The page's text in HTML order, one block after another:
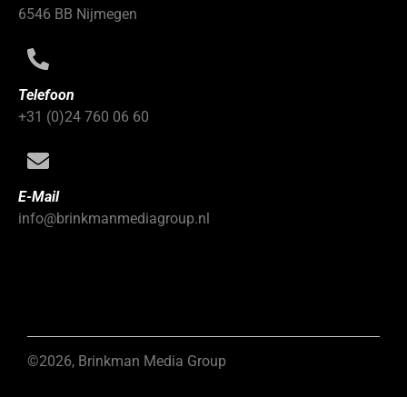
6546 BB Nijmegen
Telefoon
+31 (0)24 760 06 60
E-Mail
info@brinkmanmediagroup.nl
©2026, Brinkman Media Group